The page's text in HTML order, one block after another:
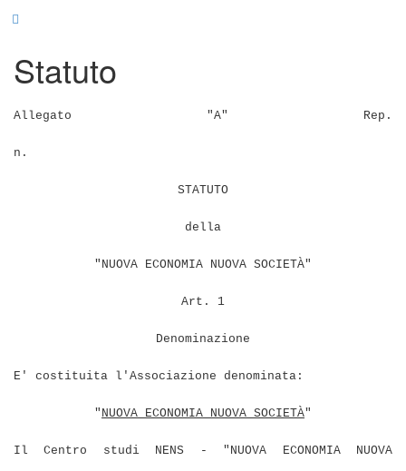
Statuto
Allegato "A" Rep.
n.
STATUTO
della
"NUOVA ECONOMIA NUOVA SOCIETÀ"
Art. 1
Denominazione
E' costituita l'Associazione denominata:
" NUOVA ECONOMIA NUOVA SOCIETÀ"
Il Centro studi NENS - "NUOVA ECONOMIA NUOVA